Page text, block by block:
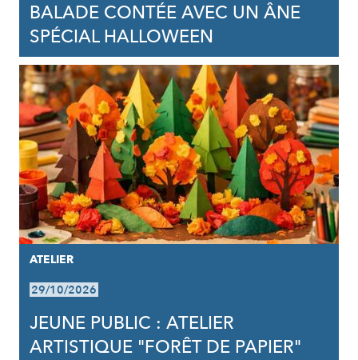
BALADE CONTÉE AVEC UN ÂNE
SPÉCIAL HALLOWEEN
ATELIER
29/10/2026
JEUNE PUBLIC : ATELIER
ARTISTIQUE "FORÊT DE PAPIER"